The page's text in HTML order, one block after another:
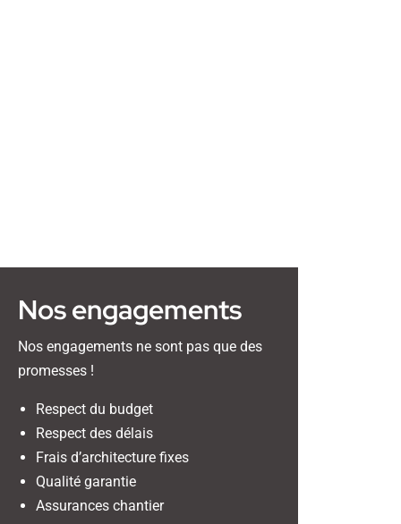
Nos engagements
Nos engagements ne sont pas que des
promesses !
Respect du budget
Respect des délais
Frais d’architecture fixes
Qualité garantie
Assurances chantier